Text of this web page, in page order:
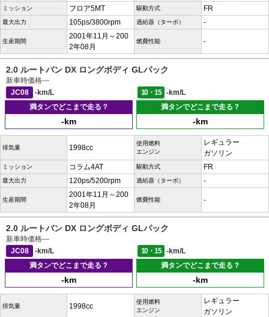
ミッション フロア5MT 駆動方式 FR
最大出力 105ps/3800rpm 過給器（ターボ） -
生産期間
2001年11月～200
2年08月
燃費性能 -
2.0 ルートバン DX ロングボディ GLパック
新車時価格---
JC08
-km/L 10・15
-km/L
満タンでどこまで走る？
-km
満タンでどこまで走る？
-km
排気量 1998cc
使用燃料
エンジン
レギュラー
ガソリン
ミッション コラム4AT 駆動方式 FR
最大出力 120ps/5200rpm 過給器（ターボ） -
生産期間
2001年11月～200
2年08月
燃費性能 -
2.0 ルートバン DX ロングボディ GLパック
新車時価格---
JC08
-km/L 10・15
-km/L
満タンでどこまで走る？
-km
満タンでどこまで走る？
-km
排気量 1998cc
使用燃料
エンジン
レギュラー
ガソリン